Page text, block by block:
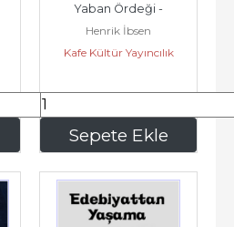
Sepete Ekle
Yaban Ördeği -
Henrik İbsen
Kafe Kültür Yayıncılık
262,50